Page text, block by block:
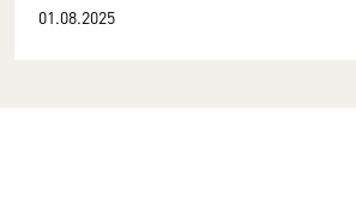
01.08.2025